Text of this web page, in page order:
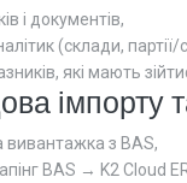
і документів,
(склади, партії/
які мають
імпорту
з BAS,
BAS → K2 Cloud